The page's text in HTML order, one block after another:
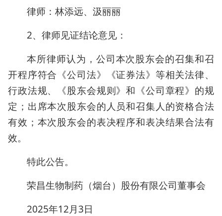
律师：林添远、汲丽丽
2、律师见证结论意见：
本所律师认为，公司本次股东会的召集和召
开程序符合《公司法》《证券法》等相关法律、
行政法规、《股东会规则》和《公司章程》的规
定；出席本次股东会的人员和召集人的资格合法
有效；本次股东会的表决程序和表决结果合法有
效。
特此公告。
荣昌生物制药（烟台）股份有限公司董事会
2025年12月3日